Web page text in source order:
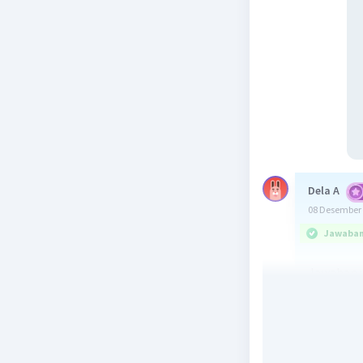
Dela A
08
9 + (–6) –